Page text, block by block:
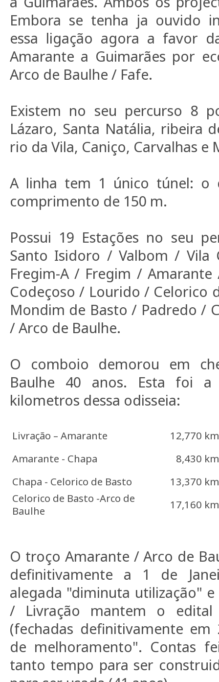
Embora se tenha ja ouvido
essa ligação agora a favor
Amarante a Guimarães por
Arco de Baulhe / Fafe.
Existem no seu percurso 8
Lázaro, Santa Natália, ribeira
rio da Vila, Caniço, Carvalhas e
A linha tem 1 único túnel: o
comprimento de 150 m.
Possui 19 Estações no seu
Santo Isidoro / Valbom / Vila
Fregim-A / Fregim /
Codeçoso / Lourido / Celorico
Mondim de Basto / Padredo /
/ Arco de Baulhe.
O comboio demorou em
Baulhe 40 anos. Esta foi
kilometros dessa odisseia:
Livração – Amarante
12,770 km
Amarante - Chapa
8,430 km
Chapa - Celorico de Basto
13,370 km
Celorico de Basto -Arco de
Baulhe
17,160 km
O troço Amarante / Arco de
definitivamente a 1 de
alegada "diminuta utilização"
/ Livração mantem o edital
(fechadas definitivamente em
de melhoramento". Contas
tanto tempo para ser